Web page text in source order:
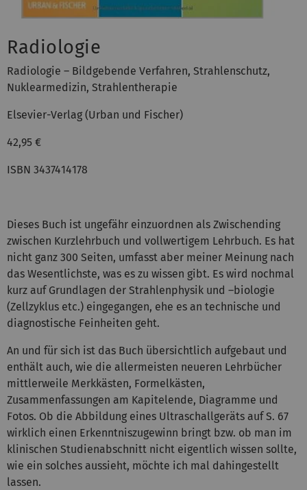
Radiologie
Radiologie – Bildgebende Verfahren, Strahlenschutz,
Nuklearmedizin, Strahlentherapie
Elsevier-Verlag (Urban und Fischer)
42,95 €
ISBN 3437414178
Dieses Buch ist ungefähr einzuordnen als Zwischending
zwischen Kurzlehrbuch und vollwertigem Lehrbuch. Es hat
nicht ganz 300 Seiten, umfasst aber meiner Meinung nach
das Wesentlichste, was es zu wissen gibt. Es wird nochmal
kurz auf Grundlagen der Strahlenphysik und –biologie
(Zellzyklus etc.) eingegangen, ehe es an technische und
diagnostische Feinheiten geht.
An und für sich ist das Buch übersichtlich aufgebaut und
enthält auch, wie die allermeisten neueren Lehrbücher
mittlerweile Merkkästen, Formelkästen,
Zusammenfassungen am Kapitelende, Diagramme und
Fotos. Ob die Abbildung eines Ultraschallgeräts auf S. 67
wirklich einen Erkenntniszugewinn bringt bzw. ob man im
klinischen Studienabschnitt nicht eigentlich wissen sollte,
wie ein solches aussieht, möchte ich mal dahingestellt
lassen.